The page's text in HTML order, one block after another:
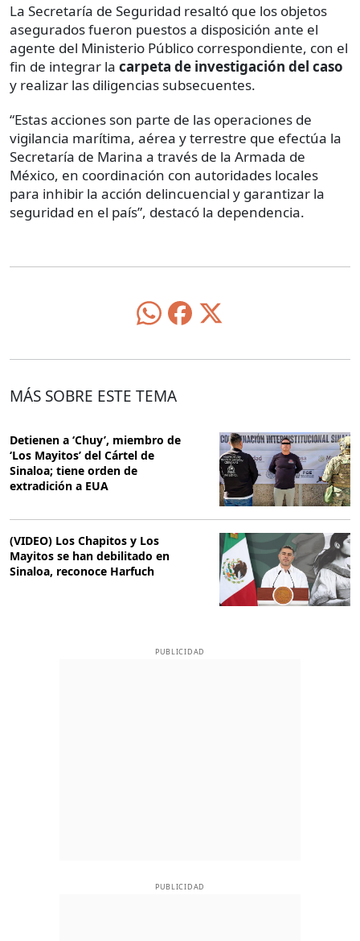
La Secretaría de Seguridad resaltó que los objetos
asegurados fueron puestos a disposición ante el
agente del Ministerio Público correspondiente, con el
fin de integrar la carpeta de investigación del caso
y realizar las diligencias subsecuentes.
“Estas acciones son parte de las operaciones de
vigilancia marítima, aérea y terrestre que efectúa la
Secretaría de Marina a través de la Armada de
México, en coordinación con autoridades locales
para inhibir la acción delincuencial y garantizar la
seguridad en el país”, destacó la dependencia.
MÁS SOBRE ESTE TEMA
Detienen a ‘Chuy’, miembro de
‘Los Mayitos’ del Cártel de
Sinaloa; tiene orden de
extradición a EUA
(VIDEO) Los Chapitos y Los
Mayitos se han debilitado en
Sinaloa, reconoce Harfuch
PUBLICIDAD
PUBLICIDAD